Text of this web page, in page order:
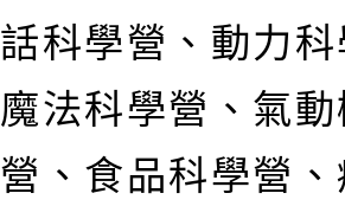
話科學營、動力
魔法科學營、氣
營、食品科學營